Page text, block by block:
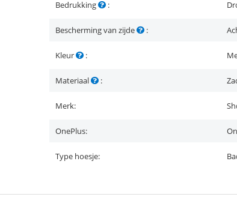
Bedrukking :
Bescherming van zijde :
Kleur :
Materiaal :
Merk:
OnePlus:
Type hoesje: